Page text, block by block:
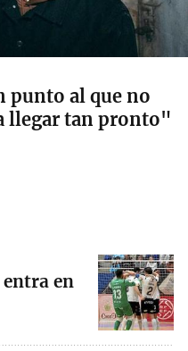
punto al que no
llegar tan pronto"
en